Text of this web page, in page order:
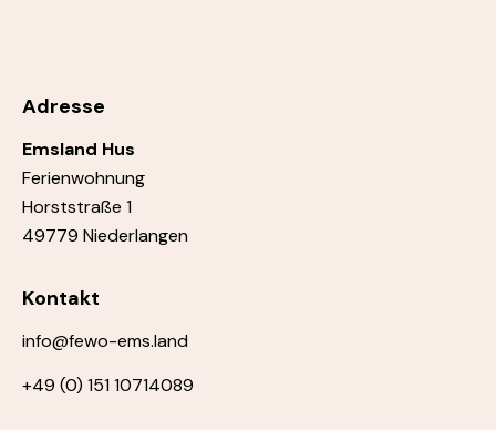
Adresse
Emsland Hus
Ferienwohnung
Horststraße 1
49779 Niederlangen
Kontakt
info@fewo-ems.land
+49 (0) 151 10714089